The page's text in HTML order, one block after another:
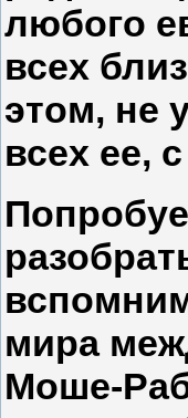
любого
всех
этом, не
всех ее,
мира
Моше-